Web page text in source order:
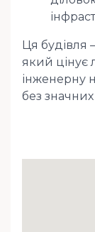
Ця будівля
який цінує
інженерну
без